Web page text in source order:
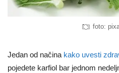
foto:
Jedan od načina kako uvesti
pojedete karfiol bar jednom